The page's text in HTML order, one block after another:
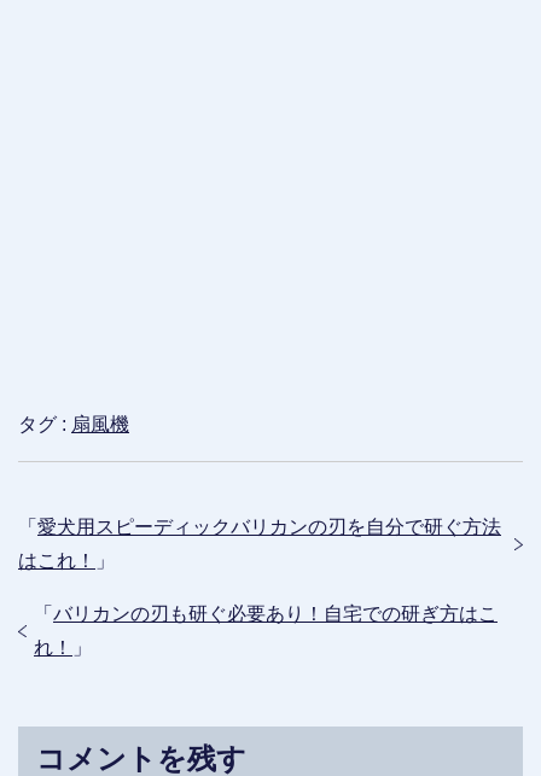
タグ : 扇風機
「 愛犬用スピーディックバリカンの刃を自分で研ぐ方法
はこれ！
」
「 バリカンの刃も研ぐ必要あり！自宅での研ぎ方はこ
れ！
」
コメントを残す